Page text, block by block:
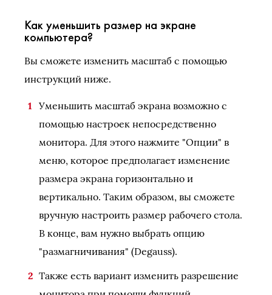
Как уменьшить размер на экране
компьютера?
Вы сможете изменить масштаб с помощью
инструкций ниже.
Уменьшить масштаб экрана возможно с
помощью настроек непосредственно
монитора. Для этого нажмите "Опции" в
меню, которое предполагает изменение
размера экрана горизонтально и
вертикально. Таким образом, вы сможете
вручную настроить размер рабочего стола.
В конце, вам нужно выбрать опцию
"размагничивания" (Degauss).
Также есть вариант изменить разрешение